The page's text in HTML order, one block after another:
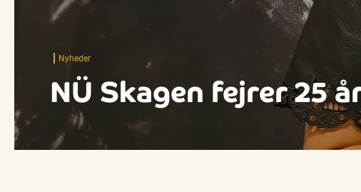
Nyheder
NÜ Skagen fejrer 25